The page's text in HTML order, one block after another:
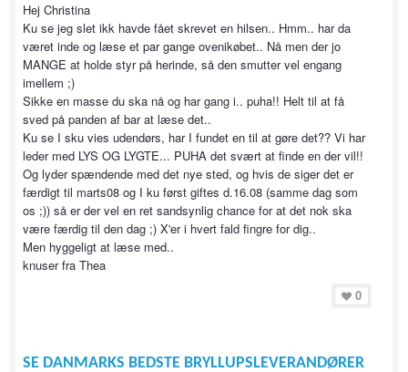
Hej Christina
Ku se jeg slet ikk havde fået skrevet en hilsen.. Hmm.. har da
været inde og læse et par gange ovenikøbet.. Nå men der jo
MANGE at holde styr på herinde, så den smutter vel engang
imellem ;)
Sikke en masse du ska nå og har gang i.. puha!! Helt til at få
sved på panden af bar at læse det..
Ku se I sku vies udendørs, har I fundet en til at gøre det?? Vi har
leder med LYS OG LYGTE... PUHA det svært at finde en der vil!!
Og lyder spændende med det nye sted, og hvis de siger det er
færdigt til marts08 og I ku først giftes d.16.08 (samme dag som
os ;)) så er der vel en ret sandsynlig chance for at det nok ska
være færdig til den dag ;) X'er i hvert fald fingre for dig..
Men hyggeligt at læse med..
knuser fra Thea
0
SE DANMARKS BEDSTE BRYLLUPSLEVERANDØRER